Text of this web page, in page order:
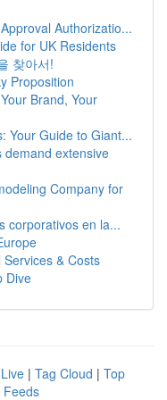
Authorizatio...
for UK Residents
찾아서!
Proposition
Brand, Your
Your Guide to Giant...
extensive
Company for
corporativos en la...
& Costs
Dive
Live | Tag Cloud | Top
Feeds